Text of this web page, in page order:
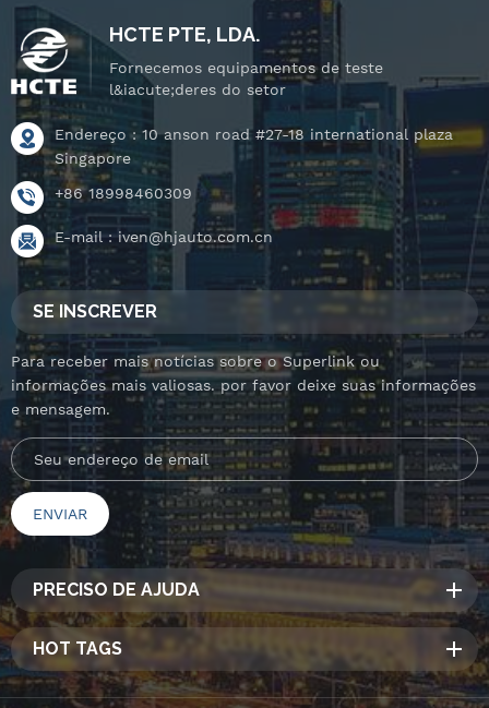
HCTE PTE, LDA.
Fornecemos equipamentos de teste
l&iacute;deres do setor
Endereço : 10 anson road #27-18 international plaza
Singapore
+86 18998460309
E-mail :iven@hjauto.com.cn
SE INSCREVER
Para receber mais notícias sobre o Superlink ou
informações mais valiosas. por favor deixe suas informações
e mensagem.
PRECISO DE AJUDA
HOT TAGS